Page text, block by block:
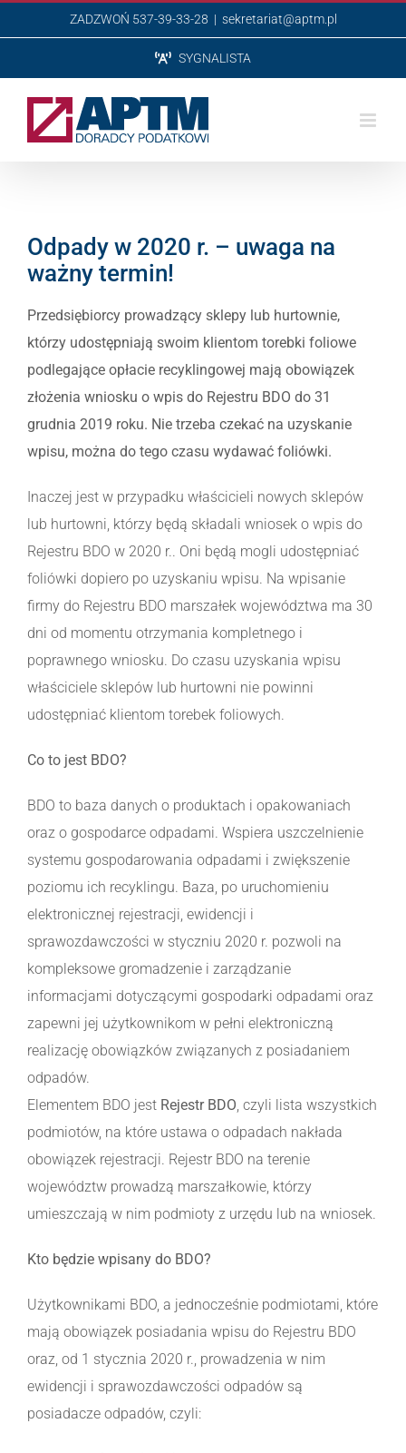
do
ZADZWOŃ 537-39-33-28 | sekretariat@aptm.pl
SYGNALISTA
Odpady w 2020 r. – uwaga na
ważny termin!
Przedsiębiorcy prowadzący sklepy lub hurtownie,
którzy udostępniają swoim klientom torebki foliowe
podlegające opłacie recyklingowej mają obowiązek
złożenia wniosku o wpis do Rejestru BDO do 31
grudnia 2019 roku. Nie trzeba czekać na uzyskanie
wpisu, można do tego czasu wydawać foliówki.
Inaczej jest w przypadku właścicieli nowych sklepów
lub hurtowni, którzy będą składali wniosek o wpis do
Rejestru BDO w 2020 r.. Oni będą mogli udostępniać
foliówki dopiero po uzyskaniu wpisu. Na wpisanie
firmy do Rejestru BDO marszałek województwa ma 30
dni od momentu otrzymania kompletnego i
poprawnego wniosku. Do czasu uzyskania wpisu
właściciele sklepów lub hurtowni nie powinni
udostępniać klientom torebek foliowych.
Co to jest BDO?
BDO to baza danych o produktach i opakowaniach
oraz o gospodarce odpadami. Wspiera uszczelnienie
systemu gospodarowania odpadami i zwiększenie
poziomu ich recyklingu. Baza, po uruchomieniu
elektronicznej rejestracji, ewidencji i
sprawozdawczości w styczniu 2020 r. pozwoli na
kompleksowe gromadzenie i zarządzanie
informacjami dotyczącymi gospodarki odpadami oraz
zapewni jej użytkownikom w pełni elektroniczną
realizację obowiązków związanych z posiadaniem
odpadów.
Elementem BDO jest Rejestr BDO, czyli lista wszystkich
podmiotów, na które ustawa o odpadach nakłada
obowiązek rejestracji. Rejestr BDO na terenie
województw prowadzą marszałkowie, którzy
umieszczają w nim podmioty z urzędu lub na wniosek.
Kto będzie wpisany do BDO?
Użytkownikami BDO, a jednocześnie podmiotami, które
mają obowiązek posiadania wpisu do Rejestru BDO
oraz, od 1 stycznia 2020 r., prowadzenia w nim
ewidencji i sprawozdawczości odpadów są
posiadacze odpadów, czyli: